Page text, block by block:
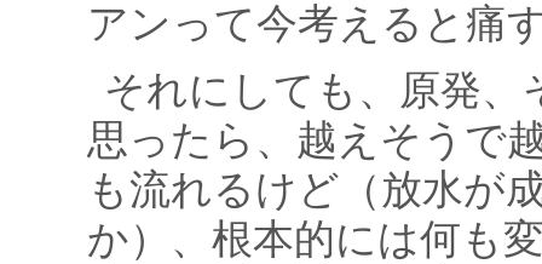
アンって今考えると痛
それにしても、原発
思ったら、越えそうで
も流れるけど（放水が
か）、根本的には何も